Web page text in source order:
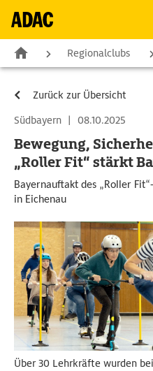
Regionalclubs
Zurück zur Übersicht
Südbayern | 08.10.2025
Bewegung,
„Roller Fit“ stärkt
Bayernauftakt des „Roller
in Eichenau
Über 30 Lehrkräfte wurden